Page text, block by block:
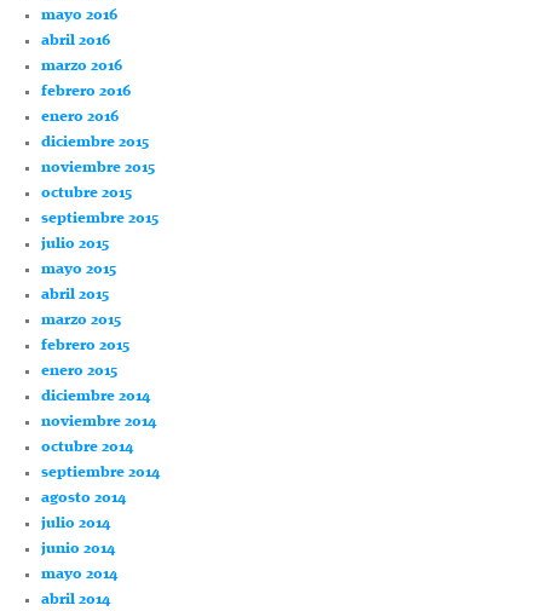
mayo 2016
abril 2016
marzo 2016
febrero 2016
enero 2016
diciembre 2015
noviembre 2015
octubre 2015
septiembre 2015
julio 2015
mayo 2015
abril 2015
marzo 2015
febrero 2015
enero 2015
diciembre 2014
noviembre 2014
octubre 2014
septiembre 2014
agosto 2014
julio 2014
junio 2014
mayo 2014
abril 2014